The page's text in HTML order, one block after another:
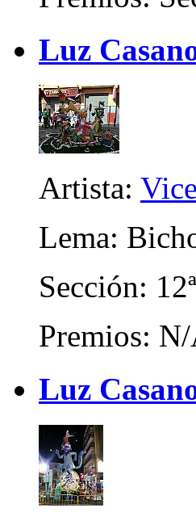
Luz
Artista:
Lema:
Sección: 12ª
Premios:
Luz